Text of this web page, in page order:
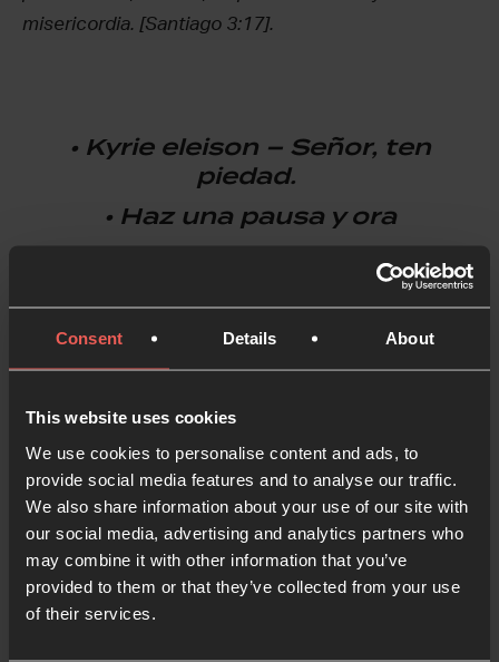
Consent Details About
This website uses cookies
We use cookies to personalise content and ads, to
provide social media features and to analyse our traffic.
We also share information about your use of our site with
our social media, advertising and analytics partners who
may combine it with other information that you’ve
provided to them or that they’ve collected from your use
of their services.
misericordia. [Santiago 3:17].
• Kyrie eleison – Señor, ten
piedad.
• Haz una pausa y ora
Espíritu Santo: oro por la iglesia en Ucrania, una
nación en la que el 70% de la población se
que proclamen las buenas nuevas de tu reino, que
sanen a los que tienen el corazón quebrantado, y
que traigan consuelo a todos los que están de luto.
[Isaías 61:1-2].